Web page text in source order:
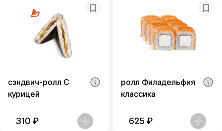
сэндвич-ролл С
курицей
310 ₽
ролл Филадельфия
классика
625 ₽